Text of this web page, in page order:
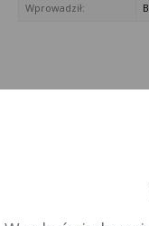
Wprowadził: